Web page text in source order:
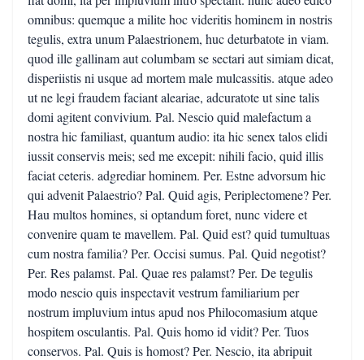
omnibus: quemque a milite hoc videritis hominem in nostris
tegulis, extra unum Palaestrionem, huc deturbatote in viam.
quod ille gallinam aut columbam se sectari aut simiam dicat,
disperiistis ni usque ad mortem male mulcassitis. atque adeo
ut ne legi fraudem faciant aleariae, adcuratote ut sine talis
domi agitent convivium. Pal. Nescio quid malefactum a
nostra hic familiast, quantum audio: ita hic senex talos elidi
iussit conservis meis; sed me excepit: nihili facio, quid illis
faciat ceteris. adgrediar hominem. Per. Estne advorsum hic
qui advenit Palaestrio? Pal. Quid agis, Periplectomene? Per.
Hau multos homines, si optandum foret, nunc videre et
convenire quam te mavellem. Pal. Quid est? quid tumultuas
cum nostra familia? Per. Occisi sumus. Pal. Quid negotist?
Per. Res palamst. Pal. Quae res palamst? Per. De tegulis
modo nescio quis inspectavit vestrum familiarium per
nostrum impluvium intus apud nos Philocomasium atque
hospitem osculantis. Pal. Quis homo id vidit? Per. Tuos
conservos. Pal. Quis is homost? Per. Nescio, ita abripuit